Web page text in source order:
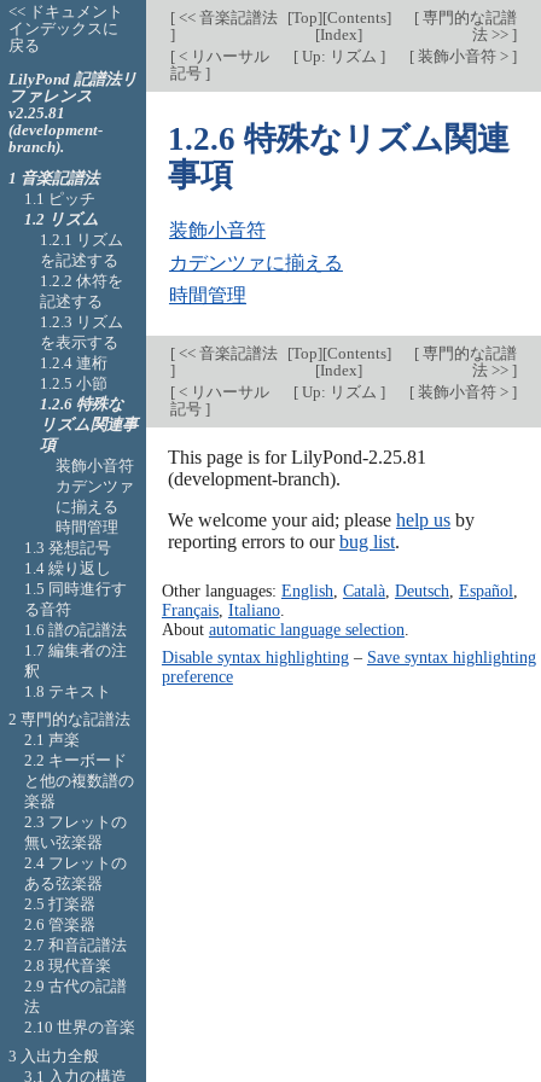
[<< 音楽記譜法
]
[Top][Contents]
[Index]
[専門的な記譜
法 >> ]
[< リハーサル
記号 ]
[Up: リズム ] [装飾小音符 > ]
1.2.6 特殊なリズム関連
事項
装飾小音符
カデンツァに揃える
時間管理
[<< 音楽記譜法
]
[Top][Contents]
[Index]
[専門的な記譜
法 >> ]
[< リハーサル
記号 ]
[Up: リズム ] [装飾小音符 > ]
This page is for LilyPond-2.25.81
(development-branch).
We welcome your aid; please help usby
reporting errors to ourbug list.
Other languages: English Català, Deutsch Español
Français, Italiano.
About automatic language selection
Disable syntax highlighting– Save syntax highlighting
preference
<< ドキュメント
インデックスに
戻る
LilyPond 記譜法リ
ファレンス
v2.25.81
(development-
branch).
1 音楽記譜法
1.1 ピッチ
1.2 リズム
1.2.1 リズム
を記述する
1.2.2 休符を
記述する
1.2.3 リズム
を表示する
1.2.4 連桁
1.2.5 小節
1.2.6 特殊な
リズム関連事
項
装飾小音符
カデンツァ
に揃える
時間管理
1.3 発想記号
1.4 繰り返し
1.5 同時進行す
る音符
1.6 譜の記譜法
1.7 編集者の注
釈
1.8 テキスト
2 専門的な記譜法
2.1 声楽
2.2 キーボード
と他の複数譜の
楽器
2.3 フレットの
無い弦楽器
2.4 フレットの
ある弦楽器
2.5 打楽器
2.6 管楽器
2.7 和音記譜法
2.8 現代音楽
2.9 古代の記譜
法
2.10 世界の音楽
3 入出力全般
3.1 入力の構造